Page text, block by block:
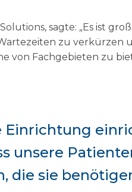
sagte: „Es ist
zu verkürzen
von Fachgebieten zu
Einrichtung
unsere
die sie